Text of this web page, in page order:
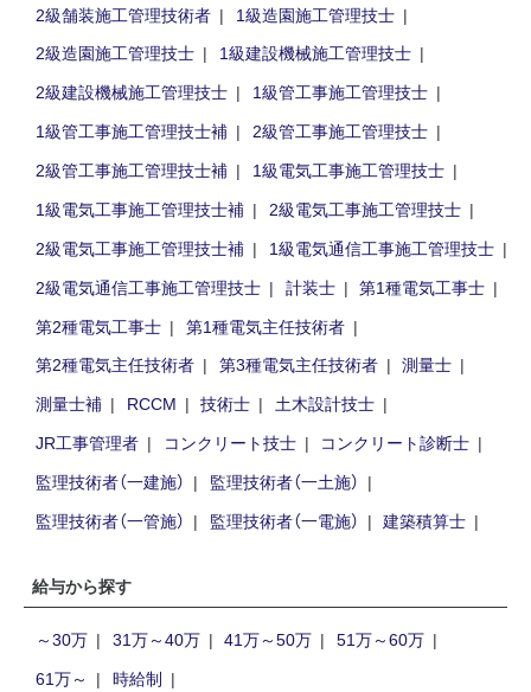
2級舗装施工管理技術者
1級造園施工管理技士
2級造園施工管理技士
1級建設機械施工管理技士
2級建設機械施工管理技士
1級管工事施工管理技士
1級管工事施工管理技士補
2級管工事施工管理技士
2級管工事施工管理技士補
1級電気工事施工管理技士
1級電気工事施工管理技士補
2級電気工事施工管理技士
2級電気工事施工管理技士補
1級電気通信工事施工管理技士
2級電気通信工事施工管理技士
計装士
第1種電気工事士
第2種電気工事士
第1種電気主任技術者
第2種電気主任技術者
第3種電気主任技術者
測量士
測量士補
RCCM 技術士
土木設計技士
JR工事管理者
コンクリート技士
コンクリート診断士
監理技術者（一建施）
監理技術者（一土施）
監理技術者（一管施）
監理技術者（一電施） 建築積算士
給与から探す
～30万 31万～40万 41万～50万
51万～60万
61万～
時給制